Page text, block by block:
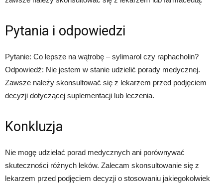
Pytania i odpowiedzi
Pytanie: Co lepsze na wątrobę – sylimarol czy raphacholin?
Odpowiedź: Nie jestem w stanie udzielić porady medycznej.
Zawsze należy skonsultować się z lekarzem przed podjęciem
decyzji dotyczącej suplementacji lub leczenia.
Konkluzja
Nie mogę udzielać porad medycznych ani porównywać
skuteczności różnych leków. Zalecam skonsultowanie się z
lekarzem przed podjęciem decyzji o stosowaniu jakiegokolwiek